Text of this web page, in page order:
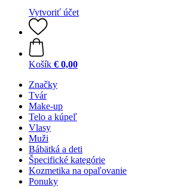
Vytvoriť účet
Košík € 0,00
Značky
Tvár
Make-up
Telo a kúpeľ
Vlasy
Muži
Bábätká a deti
Špecifické kategórie
Kozmetika na opaľovanie
Ponuky